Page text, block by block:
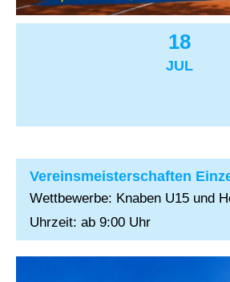
18
JUL
Vereinsmeisterschaften
Wettbewerbe: Knaben U15 und
Uhrzeit: ab 9:00 Uhr